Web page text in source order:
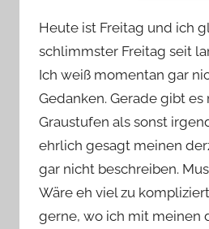
Heute ist Freitag und ich
schlimmster Freitag seit
Ich weiß momentan gar
Gedanken. Gerade gibt
Graustufen als sonst
ehrlich gesagt meinen
gar nicht beschreiben.
Wäre eh viel zu
gerne, wo ich mit meinen